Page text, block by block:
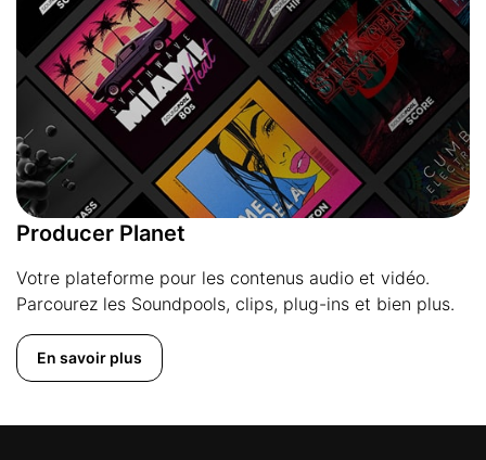
Producer Planet
Votre plateforme pour les contenus audio et vidéo.
Parcourez les Soundpools, clips, plug-ins et bien plus.
En savoir plus